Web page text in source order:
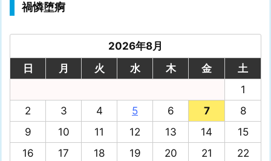
禍憐堕痾
2026年8月
日
月 火 水 木 金
土
1
2
3 4 5 6 7
8
9
10 11 12 13 14
15
16
17 18 19 20 21
22